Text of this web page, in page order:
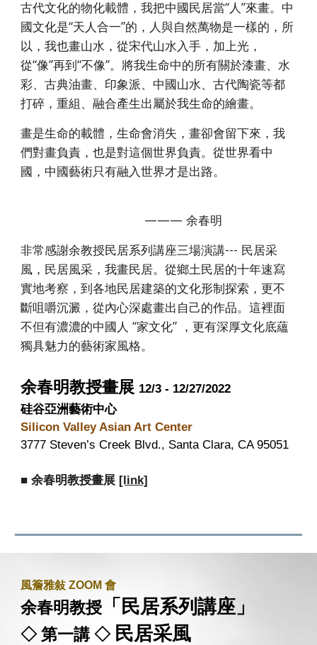
古代文化的物化載體，我把中國民居當“人”來畫。中
國文化是“天人合一”的，人與自然萬物是一樣的，所
以，我也畫山水，從宋代山水入手，加上光，
從“像”再到“不像”。將我生命中的所有關於漆畫、水
彩、古典油畫、印象派、中國山水、古代陶瓷等都
打碎，重組、融合產生出屬於我生命的繪畫。
畫是生命的載體，生命會消失，畫卻會留下來，我
們對畫負責，也是對這個世界負責。從世界看中
國，中國藝術只有融入世界才是出路。
——— 余春明
非常感謝余教授民居系列講座三場演講--- 民居采
風，民居風采，我畫民居。從鄉土民居的十年速寫
實地考察，到各地民居建築的文化形制探索，更不
斷咀嚼沉澱，從內心深處畫出自己的作品。這裡面
不但有濃濃的中國人 “家文化” ，更有深厚文化底蘊
獨具魅力的藝術家風格。
余春明教授畫展 12/3 - 12/27/2022
硅谷亞洲藝術中心
Silicon Valley Asian Art Center
3777 Steven’s Creek Blvd., Santa Clara, CA 95051
■余春明教授畫展 [link]
風簷雅敍 ZOOM 會
余春明教授 「民居系列講座」
◇ 第一講 ◇ 民居采風